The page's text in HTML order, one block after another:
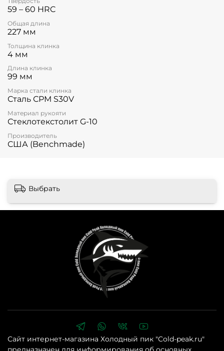
59 – 60 HRC
Общая длина
227 мм
Толщина клинка
4 мм
Длина клинка
99 мм
Марка стали клинка
Сталь СРМ S30V
Материал рукояти
Стеклотекстолит G-10
Производитель
США (Benchmade)
Выбрать
Сайт интернет-магазина Холодный пик "Cold-peak.ru"